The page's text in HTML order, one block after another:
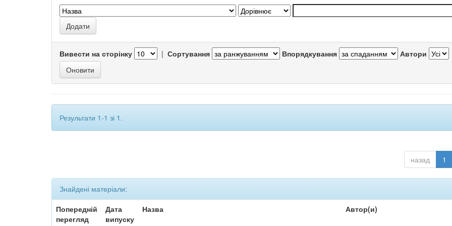
Вивести на сторінку | Сортування Впорядкування Автори
Результати 1-1 зі 1.
назад 1
Знайдені матеріали:
Попередній
перегляд
Дата
випуску
Назва Автор(и)